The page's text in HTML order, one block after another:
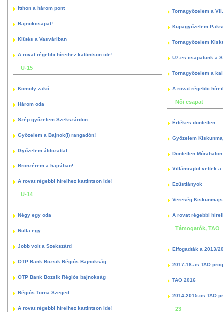
Itthon a három pont
Bajnokcsapat!
Kiütés a Vasváriban
A rovat régebbi híreihez kattintson ide!
U-15
Komoly zakó
Három oda
Szép győzelem Szekszárdon
Győzelem a Bajnok(i) rangadón!
Győzelem áldozattal
Bronzérem a hajrában!
A rovat régebbi híreihez kattintson ide!
U-14
Négy egy oda
Nulla egy
Jobb volt a Szekszárd
OTP Bank Bozsik Régiós Bajnokság
OTP Bank Bozsik Régiós bajnokság
Régiós Torna Szeged
A rovat régebbi híreihez kattintson ide!
Tornagyőzelem a
Kupagyőzelem
Tornagyőzelem
U7-es csapatunk a
Tornagyőzelem a
A rovat régebbi
Női csapat
Értékes döntetlen
Győzelem
Döntetlen
Villámrajtot vettek a
Ezüstlányok
Vereség
A rovat régebbi
Támogatók, TAO
Elfogadták a 2013/
2017-18-as TAO
TAO 2016
2014-2015-ös TAO
23